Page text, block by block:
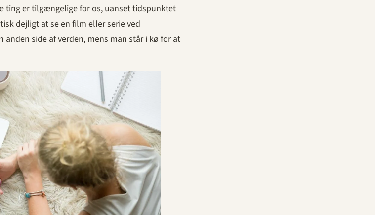
ting er tilgængelige for os, uanset tidspunktet
dejligt at se en film eller serie ved
side af verden, mens man står i kø for at